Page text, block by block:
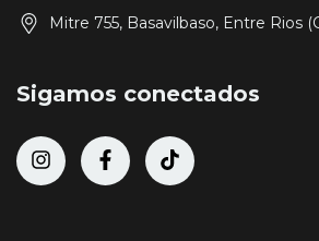
Mitre 755, Basavilbaso, Entre Rios
Sigamos conectados